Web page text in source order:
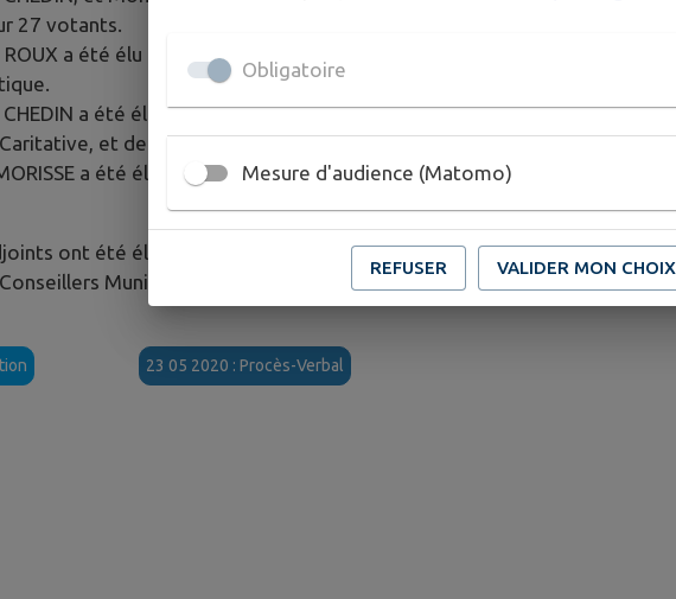
27 votants.
a été élu Premier Adjoint au Maire et sera en charge des Affaires
a été élu Deuxième Adjointe au Maire et sera en charge des
et de la Culture.
a été élu Troisième Adjoint au Maire et sera en charge des
ont été élus sous les applaudissements de félicitations de leurs
Municipaux présents dans l'assemblée.
23 05 2020 : Procès-Verbal
Obligatoire
Mesure d'audience (Matomo)
REFUSER VALIDER MON CHOIX